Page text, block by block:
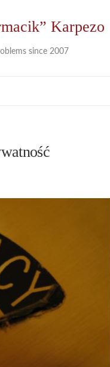
Karpezo
since 2007